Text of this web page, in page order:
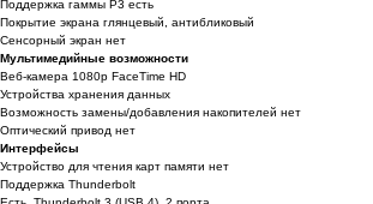
Поддержка гаммы P3 есть
Покрытие экрана глянцевый, антибликовый
Сенсорный экран нет
Мультимедийные возможности
Веб-камера 1080p FaceTime HD
Устройства хранения данных
Возможность замены/добавления накопителей нет
Оптический привод нет
Интерфейсы
Устройство для чтения карт памяти нет
Поддержка Thunderbolt